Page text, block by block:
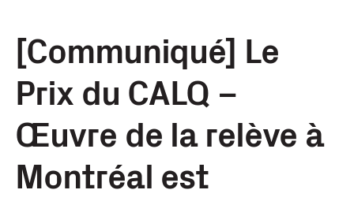
[Communiqué] Le
Prix du CALQ –
Œuvre de la relève à
Montréal est